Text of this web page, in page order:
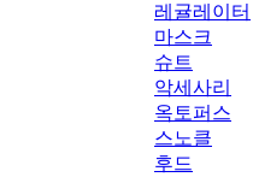
레귤레이터
마스크
슈트
악세사리
옥토퍼스
스노클
후드